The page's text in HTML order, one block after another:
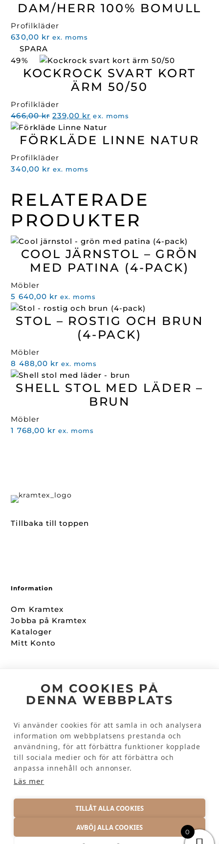
OM COOKIES PÅ
DENNA WEBBPLATS
Vi använder cookies för att samla in och analysera
information om webbplatsens prestanda och
användning, för att förbättra funktioner kopplade
till sociala medier och för att förbättra och
anpassa innehåll och annonser.
Läs mer
TILLÅT ALLA COOKIES
AVBÖJ ALLA COOKIES
DAM/HERR 100% BOMULL
Profilkläder
630,00 kr ex. moms
SPARA
49%
KOCKROCK SVART KORT
ÄRM 50/50
Profilkläder
466,00kr Det
ursprungliga
priset
466,00 kr.
239,00 kr Det
nuvarande
priset
ex. moms
FÖRKLÄDE LINNE NATUR
Profilkläder
340,00 kr ex. moms
RELATERADE
PRODUKTER
COOL JÄRNSTOL – GRÖN
MED PATINA (4-PACK)
Möbler
5 640,00 kr ex. moms
STOL – ROSTIG OCH BRUN
(4-PACK)
Möbler
8 488,00 kr ex. moms
SHELL STOL MED LÄDER –
BRUN
Möbler
1 768,00 kr ex. moms
Tillbaka till toppen
Information
Om Kramtex
Jobba på Kramtex
Kataloger
Mitt Konto
Facebook
Kundinformation
Kontakta oss
Vanliga frågor
INTEGRITETSPOLICY 0